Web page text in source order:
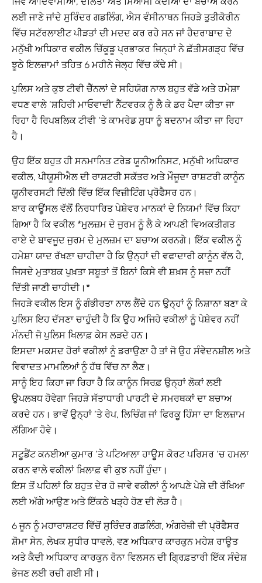
ਲਈ ਜਾਣੇ ਜਾਂਦੇ ਸੁਰਿੰਦਰ ਗਡਲਿੰਗ, ਐਸ ਵੰਸੀਨਾਥਨ ਜਿਹੜੇ ਤੁਤੀਕੋਰੀਨ
ਵਿੱਚ ਸਟੱਰਲਾਈਟ ਪੀੜਤਾਂ ਦੀ ਮਦਦ ਕਰ ਰਹੇ ਸਨ ਜਾਂ ਹੈਦਰਾਬਾਦ ਦੇ
ਮਨੁੱਖੀ ਅਧਿਕਾਰ ਵਕੀਲ ਚਿੱਕੂਡੂ ਪ੍ਰਭਾਕਰ ਜਿਨ੍ਹਾਂ ਨੇ ਛੱਤੀਸਗੜ੍ਹ ਵਿੱਚ
ਝੂਠੇ ਇਲਜ਼ਾਮਾਂ ਤਹਿਤ 6 ਮਹੀਨੇ ਜੇਲ੍ਹ ਵਿੱਚ ਕੱਢੇ ਸੀ।
ਪੁਲਿਸ ਅਤੇ ਕੁਝ ਟੀਵੀ ਚੈੱਨਲਾਂ ਦੇ ਸਹਿਯੋਗ ਨਾਲ ਬਹੁਤ ਵੱਡੇ ਅਤੇ ਹਮੇਸ਼ਾ
ਵਧਣ ਵਾਲੇ ‘ਸ਼ਹਿਰੀ ਮਾਓਵਾਦੀ’ ਨੈੱਟਵਰਕ ਨੂੰ ਲੈ ਕੇ ਡਰ ਪੈਦਾ ਕੀਤਾ ਜਾ
ਰਿਹਾ ਹੈ ਰਿਪਬਲਿਕ ਟੀਵੀ ‘ਤੇ ਕਾਮਰੇਡ ਸੁਧਾ ਨੂੰ ਬਦਨਾਮ ਕੀਤਾ ਜਾ ਰਿਹਾ
ਹੈ।
ਉਹ ਇੱਕ ਬਹੁਤ ਹੀ ਸਨਮਾਨਿਤ ਟਰੇਡ ਯੂਨੀਅਨਿਸਟ, ਮਨੁੱਖੀ ਅਧਿਕਾਰ
ਵਕੀਲ, ਪੀਯੂਸੀਐਲ ਦੀ ਰਾਸ਼ਟਰੀ ਸਕੱਤਰ ਅਤੇ ਮੌਜੂਦਾ ਰਾਸ਼ਟਰੀ ਕਾਨੂੰਨ
ਯੂਨੀਵਰਸਟੀ ਦਿੱਲੀ ਵਿੱਚ ਇੱਕ ਵਿਜ਼ੀਟਿੰਗ ਪ੍ਰੋਫੈਸਰ ਹਨ।
ਬਾਰ ਕਾਊਂਸਲ ਵੱਲੋਂ ਨਿਰਧਾਰਿਤ ਪੇਸ਼ੇਵਰ ਮਾਨਕਾਂ ਦੇ ਨਿਯਮਾਂ ਵਿੱਚ ਕਿਹਾ
ਗਿਆ ਹੈ ਕਿ ਵਕੀਲ *ਮੁਲਜ਼ਮ ਦੇ ਜੁਰਮ ਨੂੰ ਲੈ ਕੇ ਆਪਣੀ ਵਿਅਕਤੀਗਤ
ਰਾਏ ਦੇ ਬਾਵਜੂਦ ਜੁਰਮ ਦੇ ਮੁਲਜ਼ਮ ਦਾ ਬਚਾਅ ਕਰਨਗੇ। ਇੱਕ ਵਕੀਲ ਨੂੰ
ਹਮੇਸ਼ਾ ਯਾਦ ਰੱਖਣਾ ਚਾਹੀਦਾ ਹੈ ਕਿ ਉਨ੍ਹਾਂ ਦੀ ਵਫਾਦਾਰੀ ਕਾਨੂੰਨ ਵੱਲ ਹੈ,
ਜਿਸਦੇ ਮੁਤਾਬਕ ਪੁਖ਼ਤਾ ਸਬੂਤਾਂ ਤੋਂ ਬਿਨਾਂ ਕਿਸੇ ਵੀ ਸ਼ਖ਼ਸ ਨੂੰ ਸਜ਼ਾ ਨਹੀਂ
ਦਿੱਤੀ ਜਾਣੀ ਚਾਹੀਦੀ।*
ਜਿਹੜੇ ਵਕੀਲ ਇਸ ਨੂੰ ਗੰਭੀਰਤਾ ਨਾਲ ਲੈਂਦੇ ਹਨ ਉਨ੍ਹਾਂ ਨੂੰ ਨਿਸ਼ਾਨਾ ਬਣਾ ਕੇ
ਪੁਲਿਸ ਇਹ ਦੱਸਣਾ ਚਾਹੁੰਦੀ ਹੈ ਕਿ ਉਹ ਅਜਿਹੇ ਵਕੀਲਾਂ ਨੂੰ ਪੇਸ਼ੇਵਰ ਨਹੀਂ
ਮੰਨਦੀ ਜੋ ਪੁਲਿਸ ਖਿਲਾਫ਼ ਕੇਸ ਲੜਦੇ ਹਨ।
ਇਸਦਾ ਮਕਸਦ ਹੋਰਾਂ ਵਕੀਲਾਂ ਨੂੰ ਡਰਾਉਣਾ ਹੈ ਤਾਂ ਜੋ ਉਹ ਸੰਵੇਦਨਸ਼ੀਲ ਅਤੇ
ਵਿਵਾਦਤ ਮਾਮਲਿਆਂ ਨੂੰ ਹੱਥ ਵਿੱਚ ਨਾ ਲੈਣ।
ਸਾਨੂੰ ਇਹ ਕਿਹਾ ਜਾ ਰਿਹਾ ਹੈ ਕਿ ਕਾਨੂੰਨ ਸਿਰਫ਼ ਉਨ੍ਹਾਂ ਲੋਕਾਂ ਲਈ
ਉਪਲਬਧ ਹੋਵੇਗਾ ਜਿਹੜੇ ਸੱਤਾਧਾਰੀ ਪਾਰਟੀ ਦੇ ਸਮਰਥਕਾਂ ਦਾ ਬਚਾਅ
ਕਰਦੇ ਹਨ। ਭਾਵੇਂ ਉਨ੍ਹਾਂ ‘ਤੇ ਰੇਪ, ਲਿਚਿੰਗ ਜਾਂ ਫਿਰਕੂ ਹਿੰਸਾ ਦਾ ਇਲਜ਼ਾਮ
ਲੱਗਿਆ ਹੋਵੇ।
ਸਟੂਡੈਂਟ ਕਨਈਆ ਕੁਮਾਰ ‘ਤੇ ਪਟਿਆਲਾ ਹਾਊਸ ਕੋਰਟ ਪਰਿਸਰ ‘ਚ ਹਮਲਾ
ਕਰਨ ਵਾਲੇ ਵਕੀਲਾਂ ਖ਼ਿਲਾਫ਼ ਵੀ ਕੁਝ ਨਹੀਂ ਹੁੰਦਾ।
ਇਸ ਤੋਂ ਪਹਿਲਾਂ ਕਿ ਬਹੁਤ ਦੇਰ ਹੋ ਜਾਵੇ ਵਕੀਲਾਂ ਨੂੰ ਆਪਣੇ ਪੇਸ਼ੇ ਦੀ ਰੱਖਿਆ
ਲਈ ਅੱਗੇ ਆਉਣ ਅਤੇ ਇੱਕਠੇ ਖੜ੍ਹੇ ਹੋਣ ਦੀ ਲੋੜ ਹੈ।
6 ਜੂਨ ਨੂੰ ਮਹਾਰਾਸ਼ਟਰ ਵਿੱਚੋਂ ਸੁਰਿੰਦਰ ਗਡਲਿੰਗ, ਅੰਗਰੇਜ਼ੀ ਦੀ ਪ੍ਰੋਫੈਸਰ
ਸ਼ੋਮਾ ਸੇਨ, ਲੇਖਕ ਸੁਧੀਰ ਧਾਵਲੇ, ਵਣ ਅਧਿਕਾਰ ਕਾਰਕੁਨ ਮਹੇਸ਼ ਰਾਊਤ
ਅਤੇ ਕੈਦੀ ਅਧਿਕਾਰ ਕਾਰਕੁਨ ਰੋਨਾ ਵਿਲਸਨ ਦੀ ਗ੍ਰਿਫ਼ਤਾਰੀ ਇੱਕ ਸੰਦੇਸ਼
ਭੇਜਣ ਲਈ ਰਚੀ ਗਈ ਸੀ।